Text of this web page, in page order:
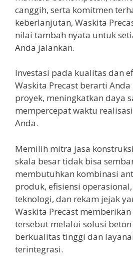
canggih, serta komitmen
keberlanjutan, Waskita
nilai tambah nyata untuk
Anda jalankan.
Investasi pada kualitas dan
Waskita Precast berarti
proyek, meningkatkan daya
mempercepat waktu
Anda.
Memilih mitra jasa
skala besar tidak bisa
membutuhkan kombinasi
produk, efisiensi
teknologi, dan rekam jejak
Waskita Precast
tersebut melalui solusi
berkualitas tinggi dan
terintegrasi.